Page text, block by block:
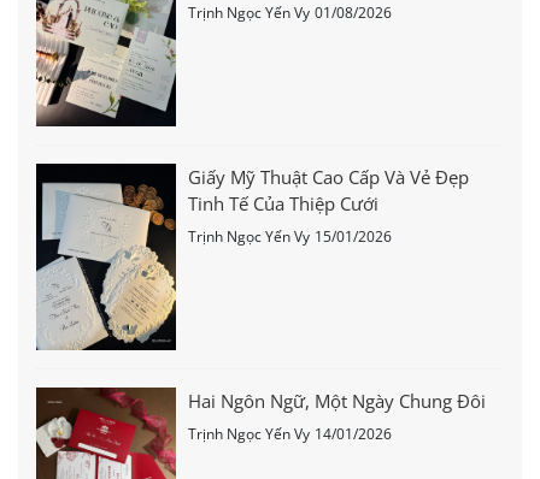
Trịnh Ngọc Yến Vy 01/08/2026
Giấy Mỹ Thuật Cao Cấp Và Vẻ Đẹp
Tinh Tế Của Thiệp Cưới
Trịnh Ngọc Yến Vy 15/01/2026
Hai Ngôn Ngữ, Một Ngày Chung Đôi
Trịnh Ngọc Yến Vy 14/01/2026